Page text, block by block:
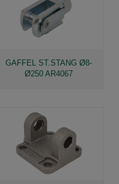
GAFFEL ST.STANG Ø8-
Ø250 AR4067